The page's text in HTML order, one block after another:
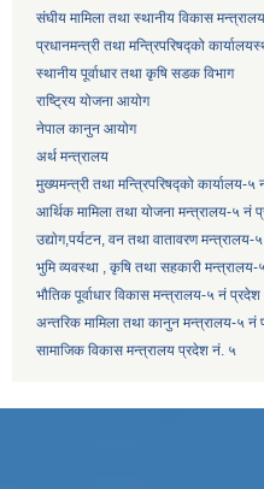
संघीय मामिला तथा स्थानीय विकास मन्त्रालय
प्रधानमन्त्री तथा मन्त्रिपरिषद्को कार्यालय
स्थानीय पूर्वाधार तथा कृषि सडक विभाग
राष्ट्रिय योजना आयोग
नेपाल कानुन आयोग
अर्थ मन्त्रालय
मुख्यमन्त्री तथा मन्त्रिपरिषद्को कार्यालय-५
आर्थिक मामिला तथा योजना मन्त्रालय-५ नं
उद्याेग,पर्यटन, वन तथा वातावरण मन्त्रालय-
भुमि व्यवस्था , कृषि तथा सहकारी
भौतिक पूर्वाधार विकास मन्त्रालय-५ नं प्रदेश
अन्तरिक मामिला तथा कानुन मन्त्रालय-५ नं
सामाजिक विकास मन्त्रालय प्रदेश नं. ५